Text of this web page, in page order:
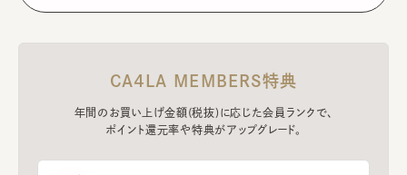
CA4LA MEMBERS特典
年間のお買い上げ金額(税抜)に応じた会員ランクで、
ポイント還元率や特典がアップグレード。